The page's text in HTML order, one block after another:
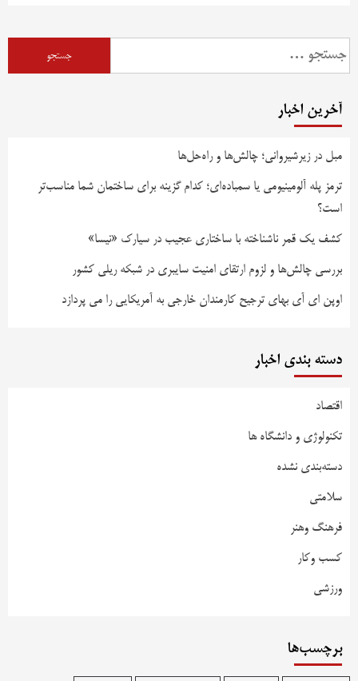
جستجو
برای:
آخرین اخبار
مبل در زیرشیروانی؛ چالش‌ها و راه‌حل‌ها
ترمز پله آلومینیومی یا سمباده‌ای؛ کدام گزینه برای ساختمان شما مناسب‌تر
است؟
کشف یک قمر ناشناخته با ساختاری عجیب در سیارک «نیسا»
بررسی چالش‌ها و لزوم ارتقای امنیت سایبری در شبکه ریلی کشور
اوپن ای آی بهای ترجیح کارمندان خارجی به آمریکایی را می پردازد
دسته بندی اخبار
اقتصاد
تکنولوژی و دانشگاه ها
دسته‌بندی نشده
سلامتی
فرهنگ وهنر
کسب وکار
ورزشی
برچسب‌ها